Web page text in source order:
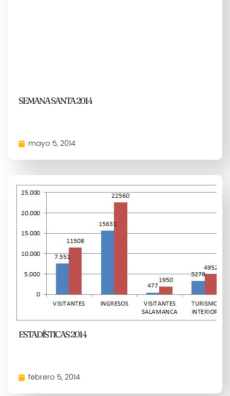
SEMANA SANTA 2014
mayo 5, 2014
ESTADÍSTICAS 2014
febrero 5, 2014